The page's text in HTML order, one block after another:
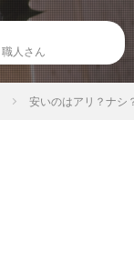
職人さん
安いのはアリ？ナシ